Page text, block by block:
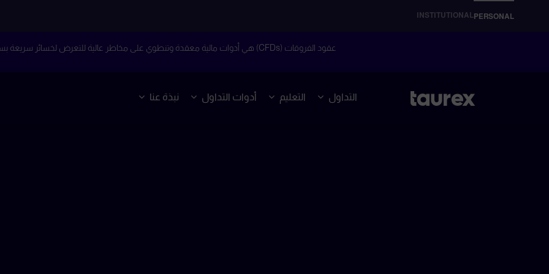
PERSONAL
INSTITUTIONAL
عقود الفروقات (CFDs) هي أدوات مالية معقدة وتنطوي على مخاطر عالية للتعرض لخسائر سريعة بسبب الرافعة المالية.
التداول التعليم أدوات التداول نبذة عنا